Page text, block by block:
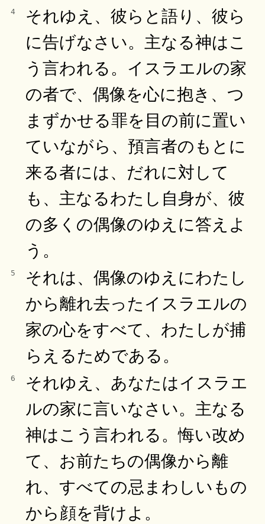
4
それゆえ、彼らと語り、彼ら
に告げなさい。主なる神はこ
う言われる。イスラエルの家
の者で、偶像を心に抱き、つ
まずかせる罪を目の前に置い
ていながら、預言者のもとに
来る者には、だれに対して
も、主なるわたし自身が、彼
の多くの偶像のゆえに答えよ
う。
5
それは、偶像のゆえにわたし
から離れ去ったイスラエルの
家の心をすべて、わたしが捕
らえるためである。
6
それゆえ、あなたはイスラエ
ルの家に言いなさい。主なる
神はこう言われる。悔い改め
て、お前たちの偶像から離
れ、すべての忌まわしいもの
から顔を背けよ。